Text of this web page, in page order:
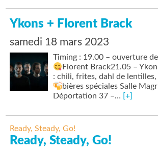
Ykons + Florent Brack
samedi 18 mars 2023
Timing : 19.00 – ouverture
Florent Brack21.05 –
: chili, frites, dahl de
bières spéciales Salle
Déportation 37 –… [+]
Ready, Steady, Go!
Ready, Steady, Go!